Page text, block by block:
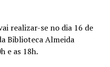
realizar-se no dia 16 de
Biblioteca Almeida
e as 18h.